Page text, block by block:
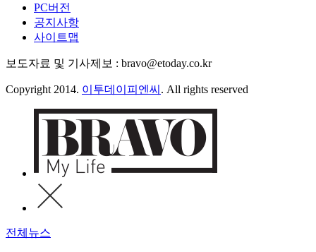
PC버전
공지사항
사이트맵
보도자료 및 기사제보 : bravo@etoday.co.kr
Copyright 2014. 이투데이피엔씨 . All rights reserved
전체뉴스